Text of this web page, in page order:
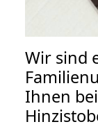
Wir sind
Ihnen